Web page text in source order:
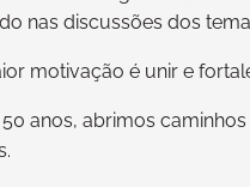
nas discussões dos
motivação é unir e
50 anos, abrimos